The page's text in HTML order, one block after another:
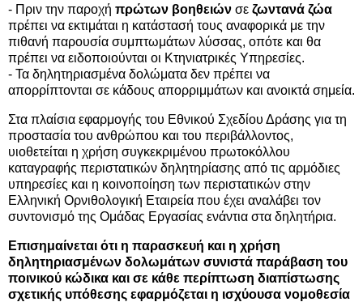
- Πριν την παροχή πρώτων βοηθειών σε ζωντανά ζώα
πρέπει να εκτιμάται η κατάστασή τους αναφορικά με την
πιθανή παρουσία συμπτωμάτων λύσσας, οπότε και θα
πρέπει να ειδοποιούνται οι Κτηνιατρικές Υπηρεσίες.
- Τα δηλητηριασμένα δολώματα δεν πρέπει να
απορρίπτονται σε κάδους απορριμμάτων και ανοικτά σημεία.
Στα πλαίσια εφαρμογής του Εθνικού Σχεδίου Δράσης για τη
προστασία του ανθρώπου και του περιβάλλοντος,
υιοθετείται η χρήση συγκεκριμένου πρωτοκόλλου
καταγραφής περιστατικών δηλητηρίασης από τις αρμόδιες
υπηρεσίες και η κοινοποίηση των περιστατικών στην
Ελληνική Ορνιθολογική Εταιρεία που έχει αναλάβει τον
συντονισμό της Ομάδας Εργασίας ενάντια στα δηλητήρια.
Επισημαίνεται ότι η παρασκευή και η χρήση
δηλητηριασμένων δολωμάτων συνιστά παράβαση του
ποινικού κώδικα και σε κάθε περίπτωση διαπίστωσης
σχετικής υπόθεσης εφαρμόζεται η ισχύουσα νομοθεσία